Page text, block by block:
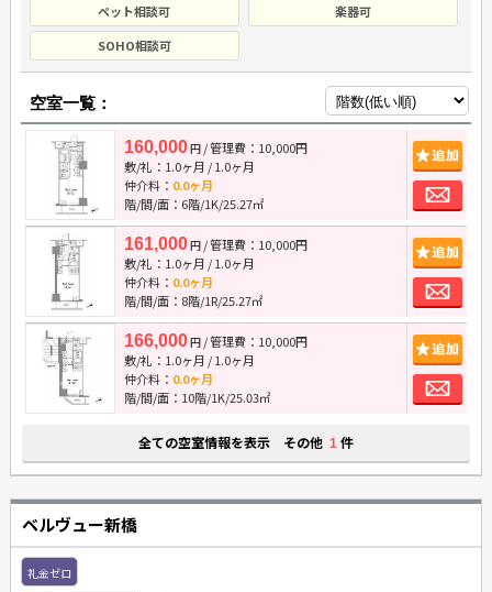
ペット相談可
楽器可
SOHO相談可
空室一覧：
160,000円/ 管理費：10,000円
敷/礼： 1.0ヶ月 /1.0ヶ月
仲介料： 0.0ヶ月
階/間/面：6階/1K/25.27㎡
追
お
161,000円/ 管理費：10,000円
敷/礼： 1.0ヶ月 /1.0ヶ月
仲介料： 0.0ヶ月
階/間/面：8階/1R/25.27㎡
追
お
166,000円/ 管理費：10,000円
敷/礼： 1.0ヶ月 /1.0ヶ月
仲介料： 0.0ヶ月
階/間/面：10階/1K/25.03㎡
追
お
全ての空室情報を表示 その他 1 件
ベルヴュー新橋
礼金ゼロ